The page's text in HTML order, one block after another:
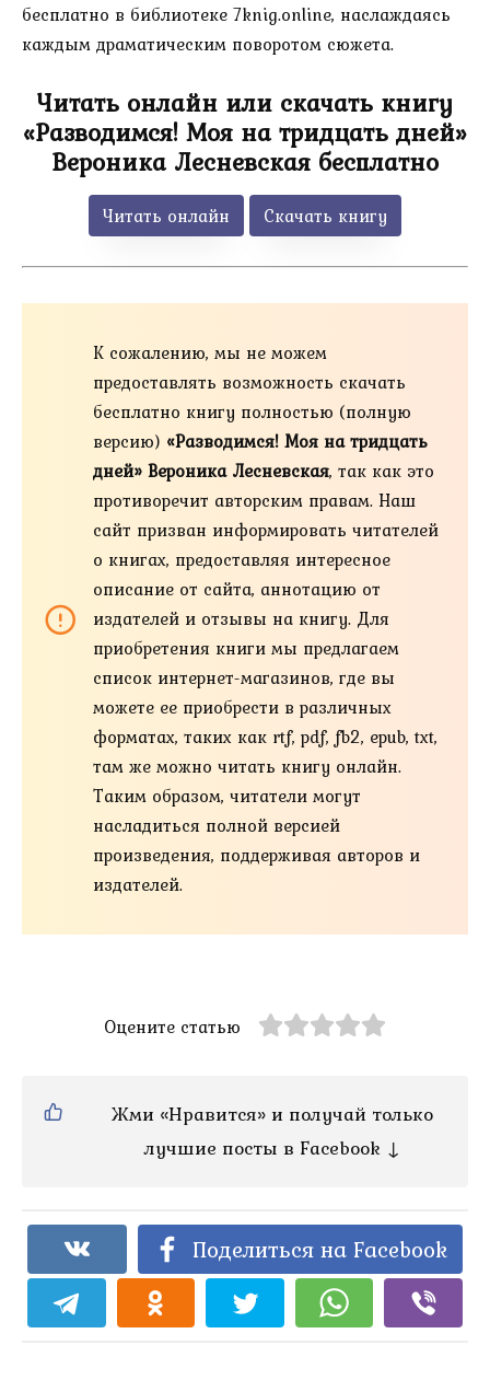
бесплатно в библиотеке 7knig.online, наслаждаясь
каждым драматическим поворотом сюжета.
Читать онлайн или скачать книгу
«Разводимся! Моя на тридцать дней»
Вероника Лесневская бесплатно
Читать онлайн Скачать книгу
К сожалению, мы не можем
предоставлять возможность скачать
бесплатно книгу полностью (полную
версию) «Разводимся! Моя на тридцать
дней» Вероника Лесневская, так как это
противоречит авторским правам. Наш
сайт призван информировать читателей
о книгах, предоставляя интересное
описание от сайта, аннотацию от
издателей и отзывы на книгу. Для
приобретения книги мы предлагаем
список интернет-магазинов, где вы
можете ее приобрести в различных
форматах, таких как rtf, pdf, fb2, epub, txt,
там же можно читать книгу онлайн.
Таким образом, читатели могут
насладиться полной версией
произведения, поддерживая авторов и
издателей.
Оцените статью
Жми «Нравится» и получай только
лучшие посты в Facebook ↓
Поделиться на Facebook